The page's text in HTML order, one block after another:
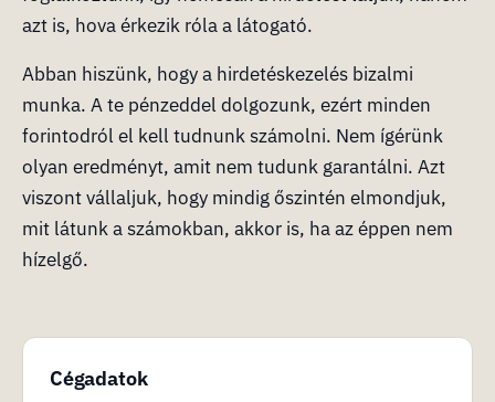
azt is, hova érkezik róla a látogató.
Abban hiszünk, hogy a hirdetéskezelés bizalmi
munka. A te pénzeddel dolgozunk, ezért minden
forintodról el kell tudnunk számolni. Nem ígérünk
olyan eredményt, amit nem tudunk garantálni. Azt
viszont vállaljuk, hogy mindig őszintén elmondjuk,
mit látunk a számokban, akkor is, ha az éppen nem
hízelgő.
Cégadatok